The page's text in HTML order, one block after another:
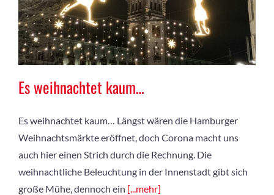
Es weihnachtet kaum…
Es weihnachtet kaum… Längst wären die Hamburger
Weihnachtsmärkte eröffnet, doch Corona macht uns
auch hier einen Strich durch die Rechnung. Die
weihnachtliche Beleuchtung in der Innenstadt gibt sich
große Mühe, dennoch ein [...mehr]